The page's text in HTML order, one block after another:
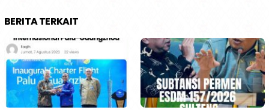
BERITA TERKAIT